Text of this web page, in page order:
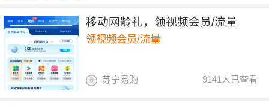
移动网龄礼，领视频会员/流量
领视频会员/流量
9141人已查看
苏宁易购